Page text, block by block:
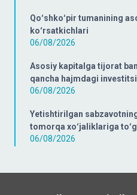
Qoʻshkoʻpir tumanining
koʻrsatkichlari
06/08/2026
Asosiy kapitalga tijorat
qancha hajmdagi
06/08/2026
Yetishtirilgan
tomorqa xoʻjaliklariga
06/08/2026